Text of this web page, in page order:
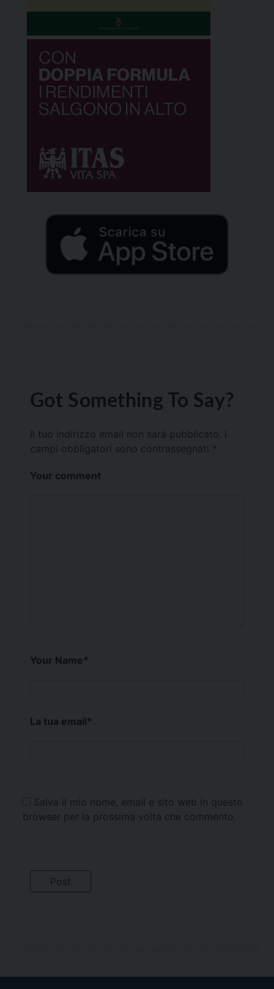
Got Something To Say?
Il tuo indirizzo email non sarà pubblicato.
campi obbligatori sono contrassegnati *
Your comment
Your Name*
La tua email*
Salva il mio nome, email e sito web in questo
browser per la prossima volta che commento.